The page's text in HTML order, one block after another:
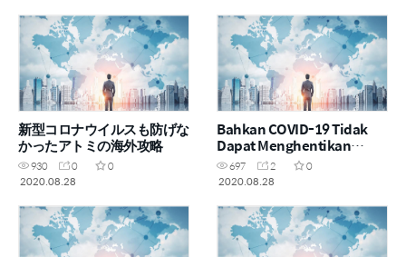
新型コロナウイルスも防げな
かったアトミの海外攻略
930 0
0
2020.08.28
Bahkan COVID-19 Tidak
Dapat Menghentikan
Perluasan Atomy di Luar
Negeri
697 2
0
2020.08.28